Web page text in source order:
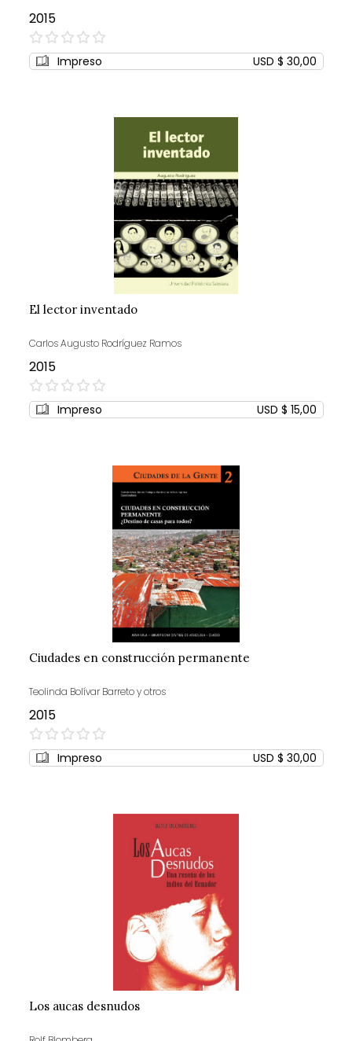
2015
0%
Impreso USD $ 30,00
El lector inventado
Carlos Augusto Rodríguez Ramos
2015
0%
Impreso USD $ 15,00
Ciudades en construcción permanente
Teolinda Bolívar Barreto y otros
2015
0%
Impreso USD $ 30,00
Los aucas desnudos